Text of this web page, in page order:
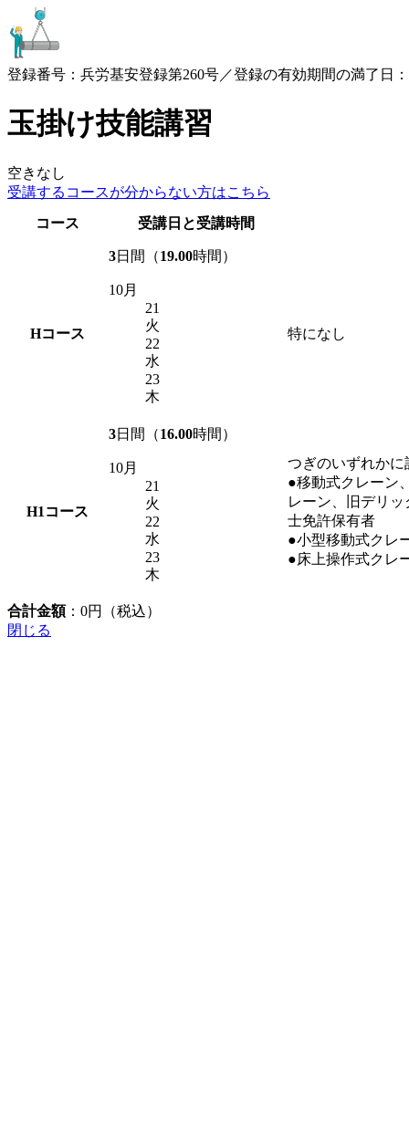
登録番号：兵労基安登録第260号／登録の有効期間の満了日：
玉掛け技能講習
空きなし
受講するコースが分からない方はこちら
コース
受講日と受講時間
Hコース
3日間（19.00時間）
10月
21
火
22
水
23
木
特になし
H1 コース
3日間（16.00時間）
10月
21
火
22
水
23
木
つぎのいずれかに
●移動式クレーン
レーン、旧デリ
士免許保有者
●小型移動式クレ
●床上操作式クレ
合計金額： 0円（税込）
閉じる